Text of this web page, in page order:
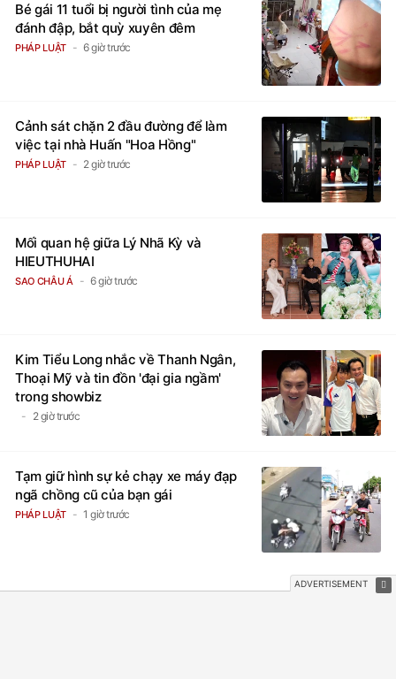
Bé gái 11 tuổi bị người tình của mẹ
đánh đập, bắt quỳ xuyên đêm
PHÁP LUẬT 6 giờ trước
Cảnh sát chặn 2 đầu đường để làm
việc tại nhà Huấn "Hoa Hồng"
PHÁP LUẬT 2 giờ trước
Mối quan hệ giữa Lý Nhã Kỳ và
HIEUTHUHAI
SAO CHÂU Á 6 giờ trước
Kim Tiểu Long nhắc về Thanh Ngân,
Thoại Mỹ và tin đồn 'đại gia ngầm'
trong showbiz
2 giờ trước
Tạm giữ hình sự kẻ chạy xe máy đạp
ngã chồng cũ của bạn gái
PHÁP LUẬT 1 giờ trước